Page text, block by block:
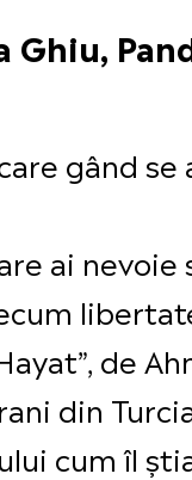
gând
ai nevoie
de
din
cum îl